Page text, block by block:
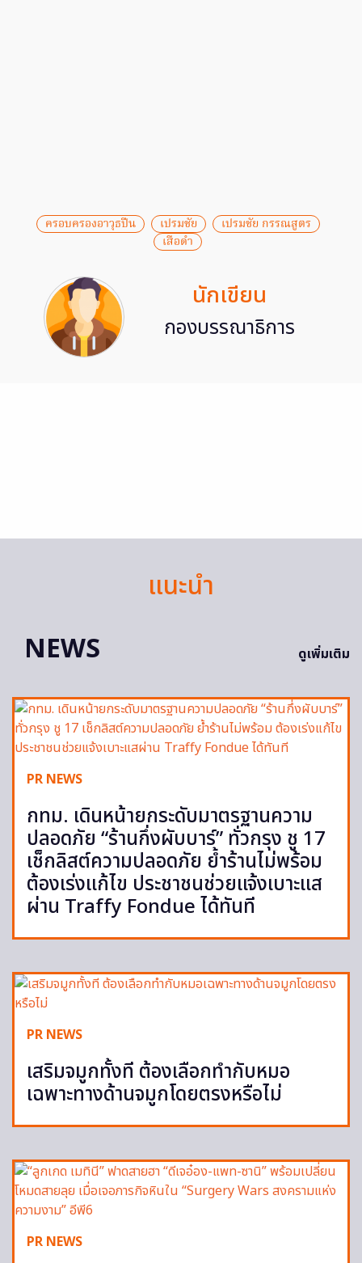
ครอบครองอาวุธปืน เปรมชัย
เปรมชัย กรรณสูตร
เสือดำ
นักเขียน
กองบรรณาธิการ
แนะนำ
NEWS
ดูเพิ่มเติม
PR NEWS
กทม. เดินหน้ายกระดับมาตรฐานความ
ปลอดภัย “ร้านกึ่งผับบาร์” ทั่วกรุง ชู 17
เช็กลิสต์ความปลอดภัย ย้ำร้านไม่พร้อม
ต้องเร่งแก้ไข ประชาชนช่วยแจ้งเบาะแส
ผ่าน Traffy Fondue ได้ทันที
PR NEWS
เสริมจมูกทั้งที ต้องเลือกทำกับหมอ
เฉพาะทางด้านจมูกโดยตรงหรือไม่
PR NEWS